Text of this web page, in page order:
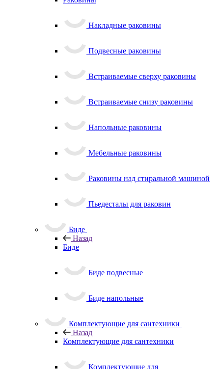
Накладные раковины
Подвесные раковины
Встраиваемые сверху раковины
Встраиваемые снизу раковины
Напольные раковины
Мебельные раковины
Раковины над стиральной машиной
Пьедесталы для раковин
Биде
Назад
Биде
Биде подвесные
Биде напольные
Комплектующие для сантехники
Назад
Комплектующие для сантехники
Комплектующие для